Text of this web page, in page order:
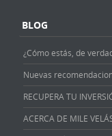
BLOG
¿Cómo estás, de
Nuevas
RECUPERA TU
ACERCA DE MILE